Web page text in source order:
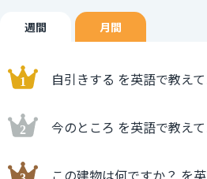
週間 月間
自引きする を英語で教え
今のところ を英語で教え
この建物は何ですか？ を